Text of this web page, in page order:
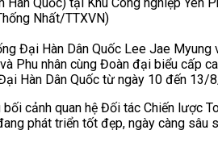
Nhất/TTXVN)
Đại Hàn Dân Quốc Lee Jae Myung
Phu nhân cùng Đoàn đại biểu cấp
Hàn Dân Quốc từ ngày 10 đến 13/
cảnh quan hệ Đối tác Chiến lược
phát triển tốt đẹp, ngày càng sâu